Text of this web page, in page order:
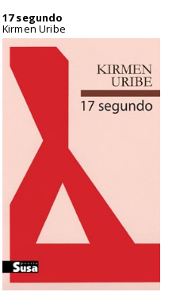
17 segundo
Kirmen Uribe